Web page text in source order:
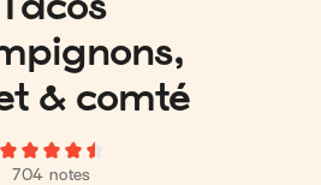
& comté
704 notes